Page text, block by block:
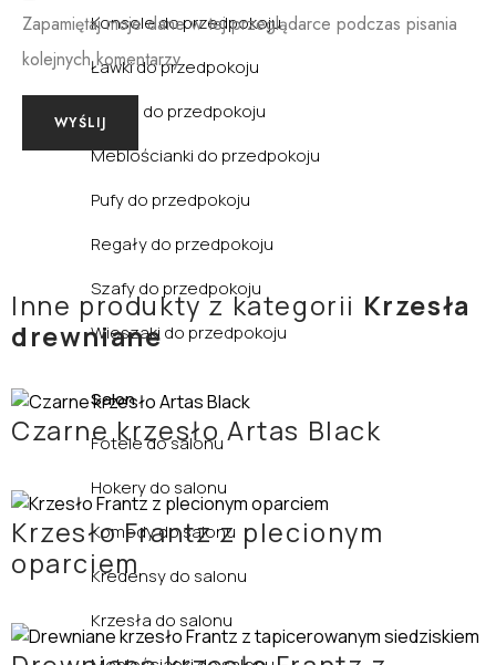
Konsole do przedpokoju
Ławki do przedpokoju
Lustra do przedpokoju
Meblościanki do przedpokoju
Pufy do przedpokoju
Regały do przedpokoju
Szafy do przedpokoju
Wieszaki do przedpokoju
Salon
Fotele do salonu
Hokery do salonu
Komody do salonu
Kredensy do salonu
Krzesła do salonu
Zapamiętaj moje dane w tej przeglądarce podczas pisania
kolejnych komentarzy.
Inne produkty z kategorii Krzesła
drewniane
Czarne krzesło Artas Black
Krzesło Frantz z plecionym
oparciem